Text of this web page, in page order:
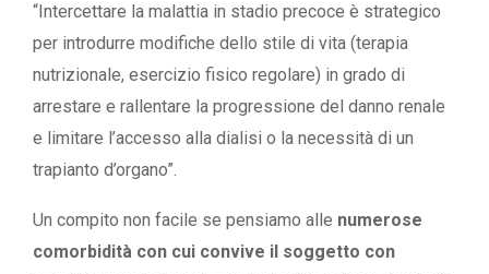
“Intercettare la malattia in stadio precoce è strategico
per introdurre modifiche dello stile di vita (terapia
nutrizionale, esercizio fisico regolare) in grado di
arrestare e rallentare la progressione del danno renale
e limitare l’accesso alla dialisi o la necessità di un
trapianto d’organo”.
Un compito non facile se pensiamo alle numerose
comorbidità con cui convive il soggetto con